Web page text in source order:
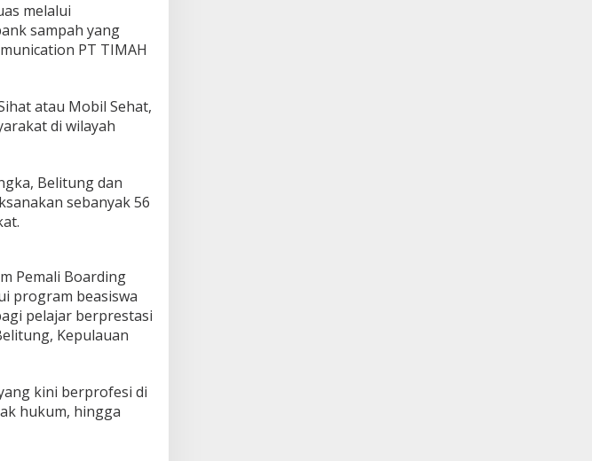
melalui
sampah yang
PT TIMAH
atau Mobil Sehat,
di wilayah
Belitung dan
sebanyak 56
Pemali Boarding
program beasiswa
pelajar berprestasi
Kepulauan
kini berprofesi di
hukum, hingga